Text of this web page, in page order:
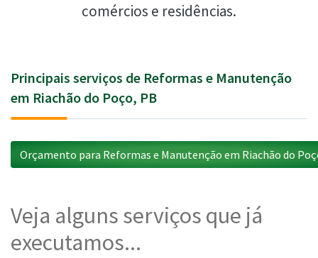
comércios e residências.
Principais serviços de Reformas e Manutenção
em Riachão do Poço, PB
Orçamento para Reformas e Manutenção em Riachão do
Veja alguns serviços que já
executamos...